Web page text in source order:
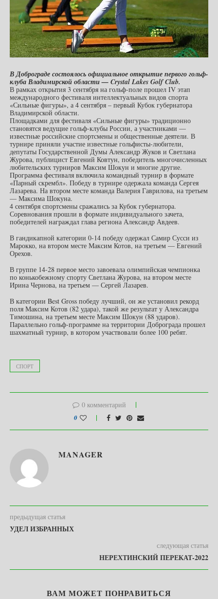
В Доброграде состоялось официальное открытие первого гольф-
клуба Владимирской области — Crystal Lakes Golf Club.
В рамках открытия 3 сентября на гольф-поле прошел IV этап
международного фестиваля интеллектуальных видов спорта
«Сильные фигуры», а 4 сентября – первый Кубок губернатора
Владимирской области.
Площадками для фестиваля «Сильные фигуры» традиционно
становятся ведущие гольф-клубы России, а участниками —
известные российские спортсмены и общественные деятели. В
турнире приняли участие известные гольфисты-любители,
депутаты Государственной Думы Александр Жуков и Светлана
Журова, публицист Евгений Ковтун, победитель многочисленных
любительских турниров Максим Шокун и многие другие.
Программа фестиваля включила командный турнир в формате
«Парный скрембл». Победу в турнире одержала команда Сергея
Лазарева. На втором месте команда Валерия Гаврилова, на третьем
— Максима Шокуна.
4 сентября спортсмены сражались за Кубок губернатора.
Соревнования прошли в формате индивидуального зачета,
победителей награждал глава региона Александр Авдеев.
В гандикапной категории 0-14 победу одержал Самир Сусси из
Марокко, на втором месте Максим Котов, на третьем — Евгений
Орехов.
В группе 14-28 первое место завоевала олимпийская чемпионка
по конькобежному спорту Светлана Журова, на втором месте
Ирина Чернова, на третьем — Сергей Лазарев.
В категории Best Gross победу лучший, он же установил рекорд
поля Максим Котов (82 удара), такой же результат у Александра
Тимошина, на третьем месте Максим Шокун (88 ударов).
Параллельно гольф-программе на территории Доброграда прошел
шахматный турнир, в котором участвовали более 100 ребят.
СПОРТ
0 комментарий
0
MANAGER
предыдущая статья
УДЕЛ ИЗБРАННЫХ
следующая статья
НЕРЕХТИНСКИЙ ПЕРЕКАТ-2022
ВАМ МОЖЕТ ПОНРАВИТЬСЯ